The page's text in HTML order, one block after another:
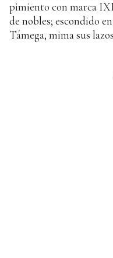
pimiento con marca
de nobles; escondido
Támega, mima sus